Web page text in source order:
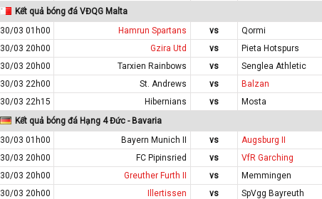
Kết quả bóng đá VĐQG Malta
30/03 01h00
Hamrun Spartans vs Qormi
30/03 20h00
Gzira Utd vs Pieta Hotspurs
30/03 20h00
Tarxien Rainbows vs Senglea Athletic
30/03 22h00
St. Andrews vs Balzan
30/03 22h15
Hibernians vs Mosta
Kết quả bóng đá Hạng 4 Đức - Bavaria
30/03 01h00
Bayern Munich II vs Augsburg II
30/03 20h00
FC Pipinsried vs VfR Garching
30/03 20h00
Greuther Furth II vs Memmingen
30/03 20h00
Illertissen vs SpVgg Bayreuth